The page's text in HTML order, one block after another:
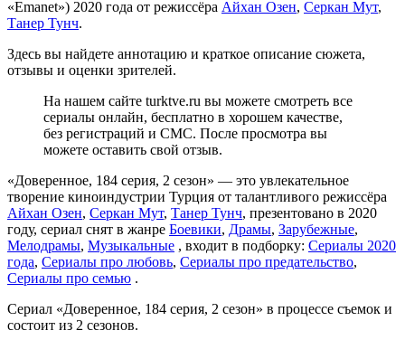
«Emanet») 2020 года от режиссёра Айхан Озен, Серкан Мут,
Танер Тунч.
Здесь вы найдете аннотацию и краткое описание сюжета,
отзывы и оценки зрителей.
На нашем сайте turktve.ru вы можете смотреть все
сериалы онлайн, бесплатно в хорошем качестве,
без регистраций и СМС. После просмотра вы
можете оставить свой отзыв.
«Доверенное, 184 серия, 2 сезон» — это увлекательное
творение киноиндустрии Турция от талантливого режиссёра
Айхан Озен, Серкан Мут, Танер Тунч, презентовано в 2020
году, сериал снят в жанре Боевики, Драмы, Зарубежные,
Мелодрамы, Музыкальные , входит в подборку: Сериалы 2020
года, Сериалы про любовь, Сериалы про предательство,
Сериалы про семью .
Сериал «Доверенное, 184 серия, 2 сезон» в процессе съемок и
состоит из 2 сезонов.